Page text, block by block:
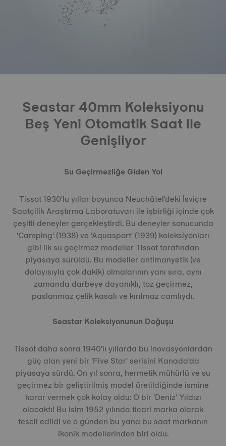
Seastar 40mm Koleksiyonu
Beş Yeni Otomatik Saat ile
Genişliyor
Su Geçirmezliğe Giden Yol
Tissot 1930'lu yıllar boyunca Neuchâtel'deki İsviçre
Saatçilik Araştırma Laboratuvarı ile işbirliği içinde çok
çeşitli deneyler gerçekleştirdi. Bu deneyler sonucunda
'Camping' (1938) ve 'Aquasport' (1939) koleksiyonları
gibi ilk su geçirmez modeller Tissot tarafından
piyasaya sürüldü. Bu modeller antimanyetik (ve
dolayısıyla çok dakik) olmalarının yanı sıra, aynı
zamanda darbeye dayanıklı, toz geçirmez,
paslanmaz çelik kasalı ve kırılmaz camlıydı.
Seastar Koleksiyonunun Doğuşu
Tissot daha sonra 1940'lı yıllarda bu inovasyonlardan
güç alan yeni bir 'Five Star' serisini Kanada'da
piyasaya sürdü. On yıl sonra, hermetik mühürlü ve su
geçirmez bir geliştirilmiş model üretildiğinde ismine
karar vermek çok kolay oldu: O bir 'Deniz' Yıldızı
olacaktı! Bu isim 1952 yılında ticari marka olarak
tescil edildi ve o günden bu yana bu saat markanın
ikonik modellerinden biri oldu.